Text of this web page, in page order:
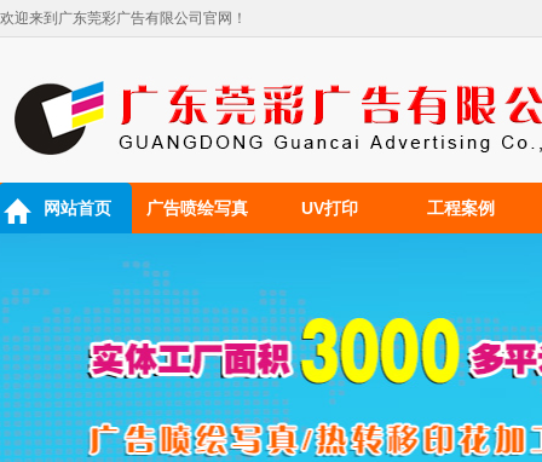
欢迎来到广东莞彩广告有限公司官网！
网站首页 广告喷绘写真 UV打印 工程案例